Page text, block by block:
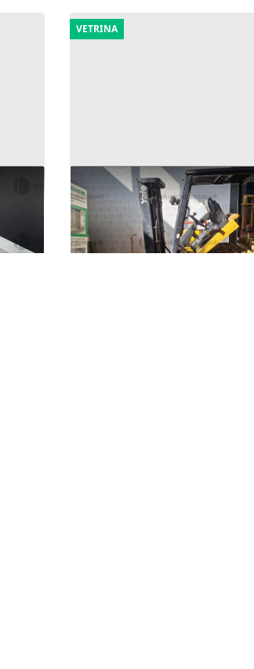
VETRINA
14#9559 Carrello elevatore
Ravenna (Ravenna)
655 €